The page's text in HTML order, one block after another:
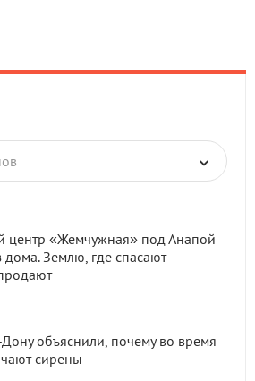
центр «Жемчужная» под Анапой
дома. Землю, где спасают
объяснили, почему во время
сирены